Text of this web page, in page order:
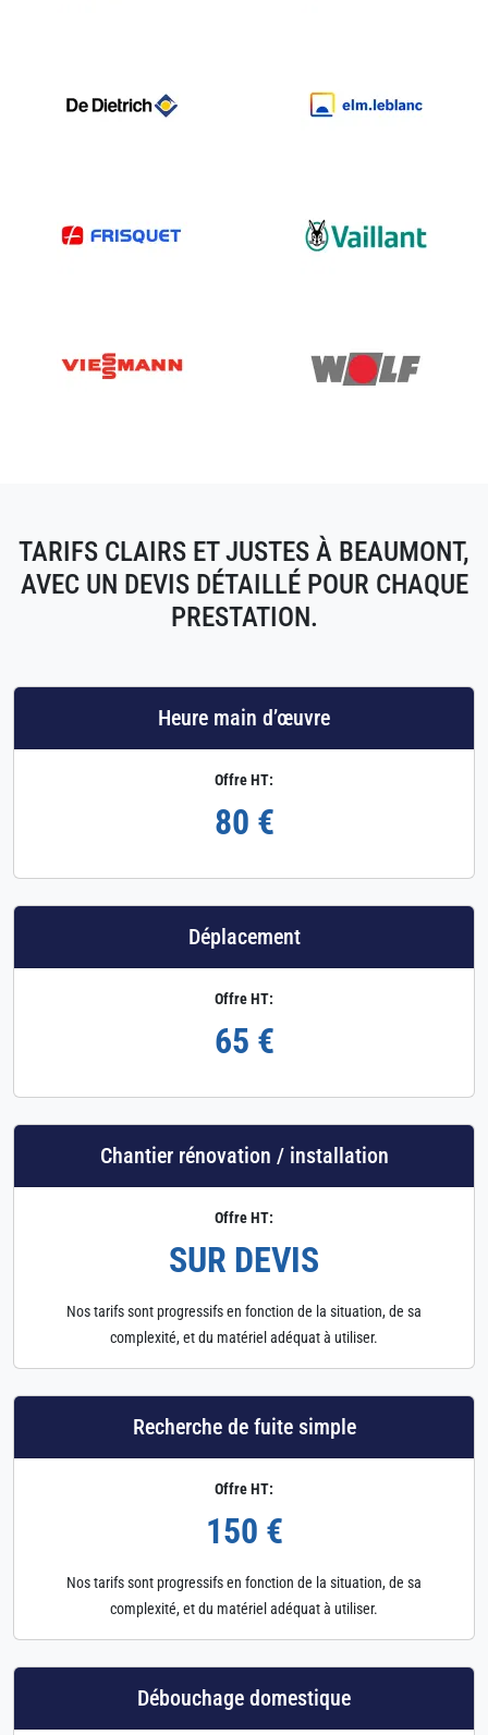
TARIFS CLAIRS ET JUSTES À BEAUMONT,
AVEC UN DEVIS DÉTAILLÉ POUR CHAQUE
PRESTATION.
Heure main d’œuvre
Offre HT:
80 €
Déplacement
Offre HT:
65 €
Chantier rénovation / installation
Offre HT:
SUR DEVIS
Nos tarifs sont progressifs en fonction de la situation, de sa
complexité, et du matériel adéquat à utiliser.
Recherche de fuite simple
Offre HT:
150 €
Nos tarifs sont progressifs en fonction de la situation, de sa
complexité, et du matériel adéquat à utiliser.
Débouchage domestique